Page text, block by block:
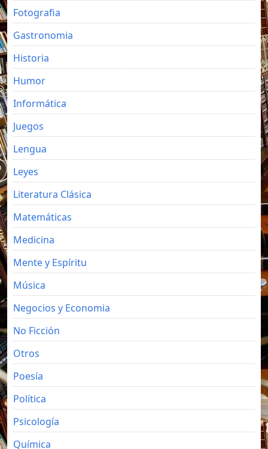
Fotografia
Gastronomia
Historia
Humor
Informática
Juegos
Lengua
Leyes
Literatura Clásica
Matemáticas
Medicina
Mente y Espíritu
Música
Negocios y Economia
No Ficción
Otros
Poesía
Política
Psicología
Química